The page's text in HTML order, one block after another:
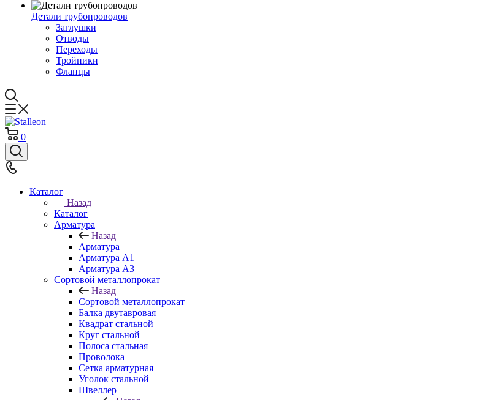
Детали трубопроводов
Заглушки
Отводы
Переходы
Тройники
Фланцы
0
Каталог
Назад
Каталог
Арматура
Назад
Арматура
Арматура A1
Арматура А3
Сортовой металлопрокат
Назад
Сортовой металлопрокат
Балка двутавровая
Квадрат стальной
Круг стальной
Полоса стальная
Проволока
Сетка арматурная
Уголок стальной
Швеллер